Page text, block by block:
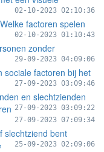
02-10-2023 02:10:36
factoren spelen
02-10-2023 01:10:43
zonder
29-09-2023 04:09:06
sociale factoren bij het
27-09-2023 03:09:46
en slechtzienden
27-09-2023 03:09:22
27-09-2023 07:09:34
slechtziend bent
25-09-2023 02:09:06